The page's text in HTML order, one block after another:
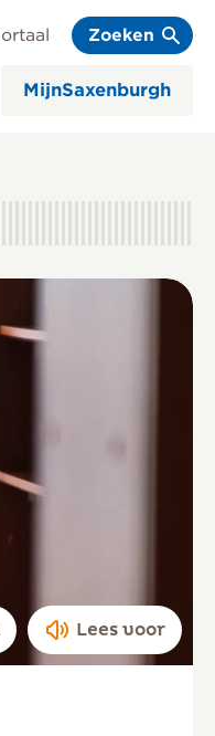
MijnSaxenburgh
Zoeken
Lees voor